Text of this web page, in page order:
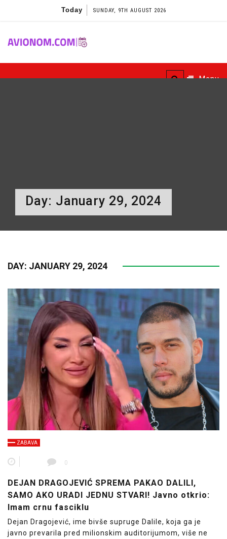
Today SUNDAY, 9TH AUGUST 2026
Avionom
Menu
Day: January 29, 2024
DAY: JANUARY 29, 2024
ZABAVA
0
DEJAN DRAGOJEVIĆ SPREMA PAKAO DALILI,
SAMO AKO URADI JEDNU STVARI! Javno otkrio:
Imam crnu fasciklu
Dejan Dragojević, ime bivše supruge Dalile, koja ga je
javno prevarila pred milionskim auditorijumom, više ne